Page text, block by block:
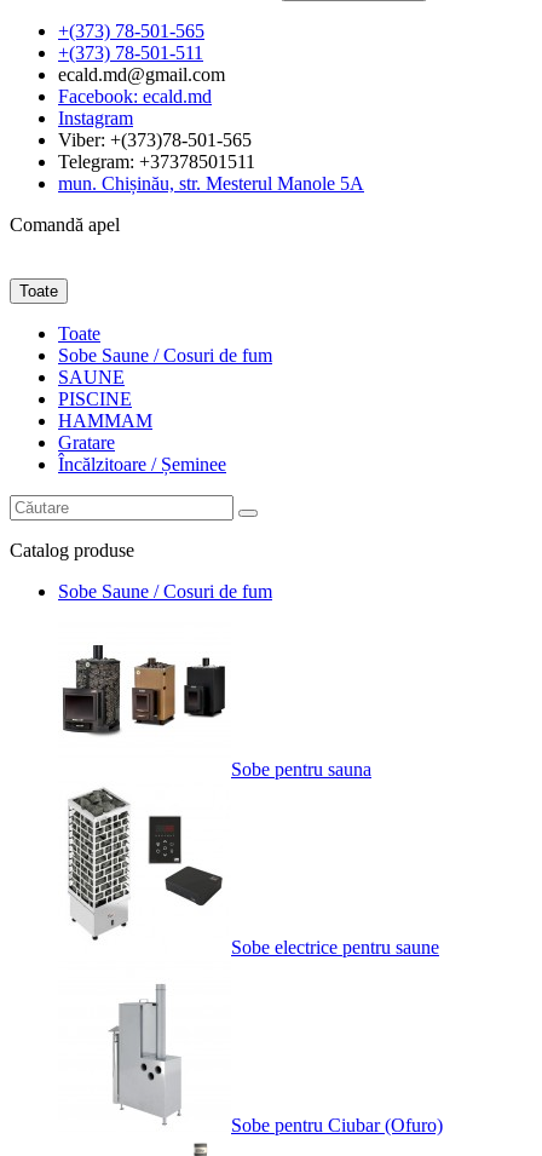
+(373) 78-501-565
+(373) 78-501-511
ecald.md@gmail.com
Facebook: ecald.md
Instagram
Viber: +(373)78-501-565
Telegram: +37378501511
mun. Chișinău, str. Mesterul Manole 5A
Comandă apel
Toate
Toate
Sobe Saune / Cosuri de fum
SAUNE
PISCINE
HAMMAM
Gratare
Încălzitoare / Șeminee
Catalog produse
Sobe Saune / Cosuri de fum
Sobe pentru sauna
Sobe electrice pentru saune
Sobe pentru Ciubar (Ofuro)